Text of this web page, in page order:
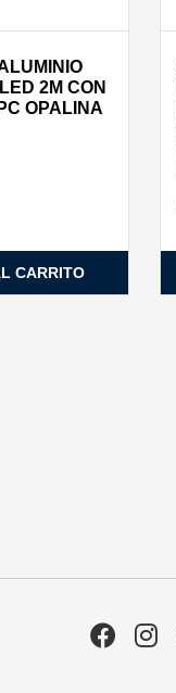
2M CON
OPALINA
CARRITO